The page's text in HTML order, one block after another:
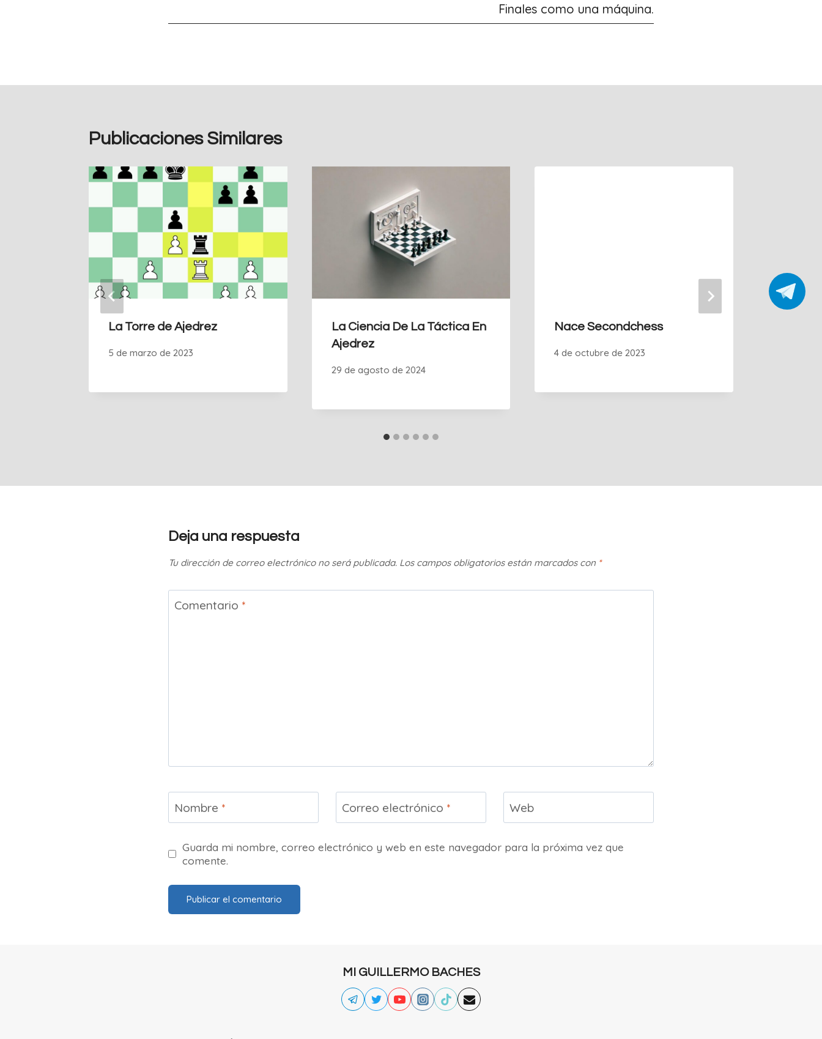
Finales como una máquina.
Publicaciones Similares
La Torre de Ajedrez
5 de marzo de 2023
La Ciencia De La Táctica En
Ajedrez
29 de agosto de 2024
Nace Secondchess
4 de octubre de 2023
Deja una respuesta
Tu dirección de correo electrónico no será publicada. Los campos obligatorios están marcados con *
Comentario *
Nombre * Correo electrónico * Web
Guarda mi nombre, correo electrónico y web en este navegador para la próxima vez que
comente.
MI GUILLERMO BACHES